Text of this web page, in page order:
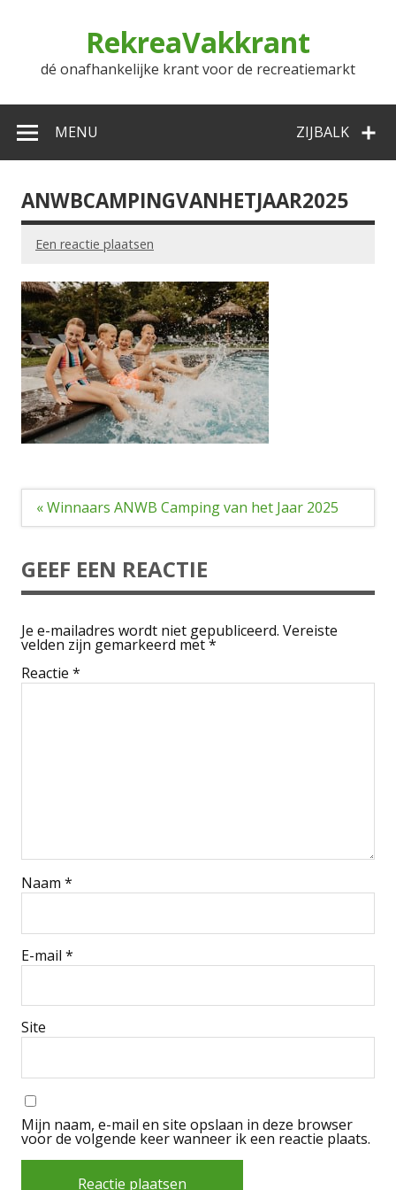
RekreaVakkrant
dé onafhankelijke krant voor de recreatiemarkt
ZIJBALK
MENU
ANWBCAMPINGVANHETJAAR2025
Een reactie plaatsen
Bericht
« Winnaars ANWB Camping van het Jaar 2025
GEEF EEN REACTIE
Je e-mailadres wordt niet gepubliceerd. Vereiste
velden zijn gemarkeerd met*
Reactie *
Naam *
E-mail *
Site
Mijn naam, e-mail en site opslaan in deze browser
voor de volgende keer wanneer ik een reactie plaats.